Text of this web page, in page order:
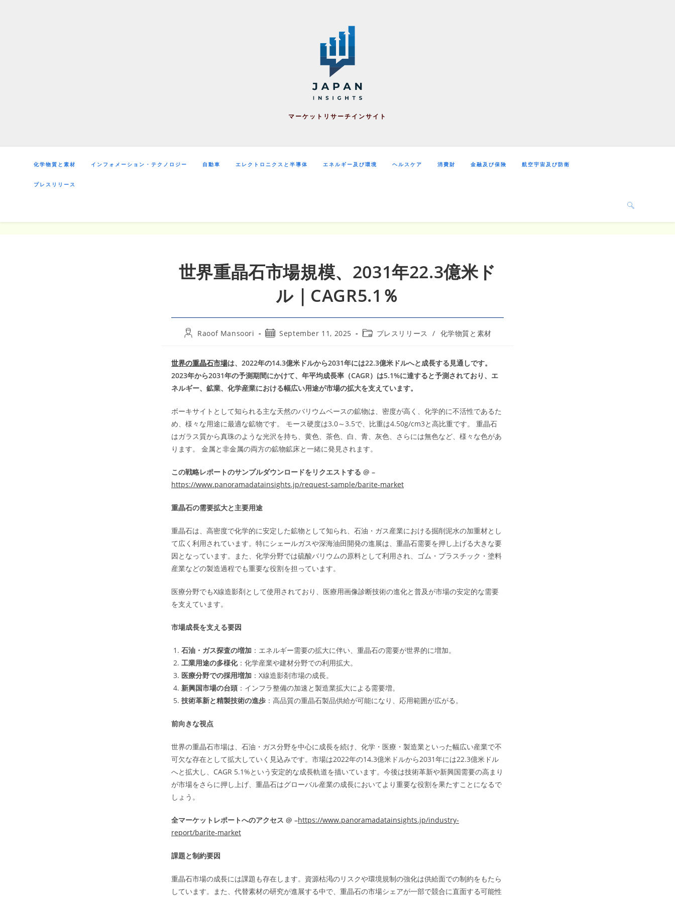
マーケットリサーチインサイト
化学物質と素材 インフォメーション・テクノロジー 自動車 エレクトロニクスと半導体 エネルギー及び環境 ヘルスケア 消費財 金融及び保険 航空宇宙及び防衛
プレスリリース
世界重晶石市場規模、2031年22.3億米ド
ル｜CAGR5.1％
PostRaoof Mansoori
PostSeptember 11, 2025
Post プレスリリース / 化学物質と素材
世界の重晶石市場は、2022年の14.3億米ドルから2031年には22.3億米ドルへと成長する見通しです。
2023年から2031年の予測期間にかけて、年平均成長率（CAGR）は5.1%に達すると予測されており、エ
ネルギー、鉱業、化学産業における幅広い用途が市場の拡大を支えています。
ボーキサイトとして知られる主な天然のバリウムベースの鉱物は、密度が高く、化学的に不活性であるた
め、様々な用途に最適な鉱物です。 モース硬度は3.0～3.5で、比重は4.50g/cm3と高比重です。 重晶石
はガラス質から真珠のような光沢を持ち、黄色、茶色、白、青、灰色、さらには無色など、様々な色があ
ります。 金属と非金属の両方の鉱物鉱床と一緒に発見されます。
この戦略レポートのサンプルダウンロードをリクエストする @ –
https://www.panoramadatainsights.jp/request-sample/barite-market
重晶石の需要拡大と主要用途
重晶石は、高密度で化学的に安定した鉱物として知られ、石油・ガス産業における掘削泥水の加重材とし
て広く利用されています。特にシェールガスや深海油田開発の進展は、重晶石需要を押し上げる大きな要
因となっています。また、化学分野では硫酸バリウムの原料として利用され、ゴム・プラスチック・塗料
産業などの製造過程でも重要な役割を担っています。
医療分野でもX線造影剤として使用されており、医療用画像診断技術の進化と普及が市場の安定的な需要
を支えています。
市場成長を支える要因
石油・ガス探査の増加 ：エネルギー需要の拡大に伴い、重晶石の需要が世界的に増加。
工業用途の多様化：化学産業や建材分野での利用拡大。
医療分野での採用増加 ：X線造影剤市場の成長。
新興国市場の台頭 ：インフラ整備の加速と製造業拡大による需要増。
技術革新と精製技術の進歩 ：高品質の重晶石製品供給が可能になり、応用範囲が広がる。
前向きな視点
世界の重晶石市場は、石油・ガス分野を中心に成長を続け、化学・医療・製造業といった幅広い産業で不
可欠な存在として拡大していく見込みです。市場は2022年の14.3億米ドルから2031年には22.3億米ドル
へと拡大し、CAGR 5.1%という安定的な成長軌道を描いています。今後は技術革新や新興国需要の高まり
が市場をさらに押し上げ、重晶石はグローバル産業の成長においてより重要な役割を果たすことになるで
しょう。
全マーケットレポートへのアクセス @ –https://www.panoramadatainsights.jp/industry-
report/barite-market
課題と制約要因
重晶石市場の成長には課題も存在します。資源枯渇のリスクや環境規制の強化は供給面での制約をもたら
しています。また、代替素材の研究が進展する中で、重晶石の市場シェアが一部で競合に直面する可能性